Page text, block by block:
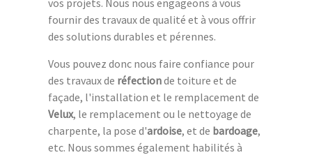
fournir des travaux de qualité et à vous offrir
des solutions durables et pérennes.
Vous pouvez donc nous faire confiance pour
des travaux de réfectionde toiture et de
façade, l'installation et le remplacement de
Velux, le remplacement ou le nettoyage de
charpente, la pose d'ardoise, et de bardoage,
etc. Nous sommes également habilités à